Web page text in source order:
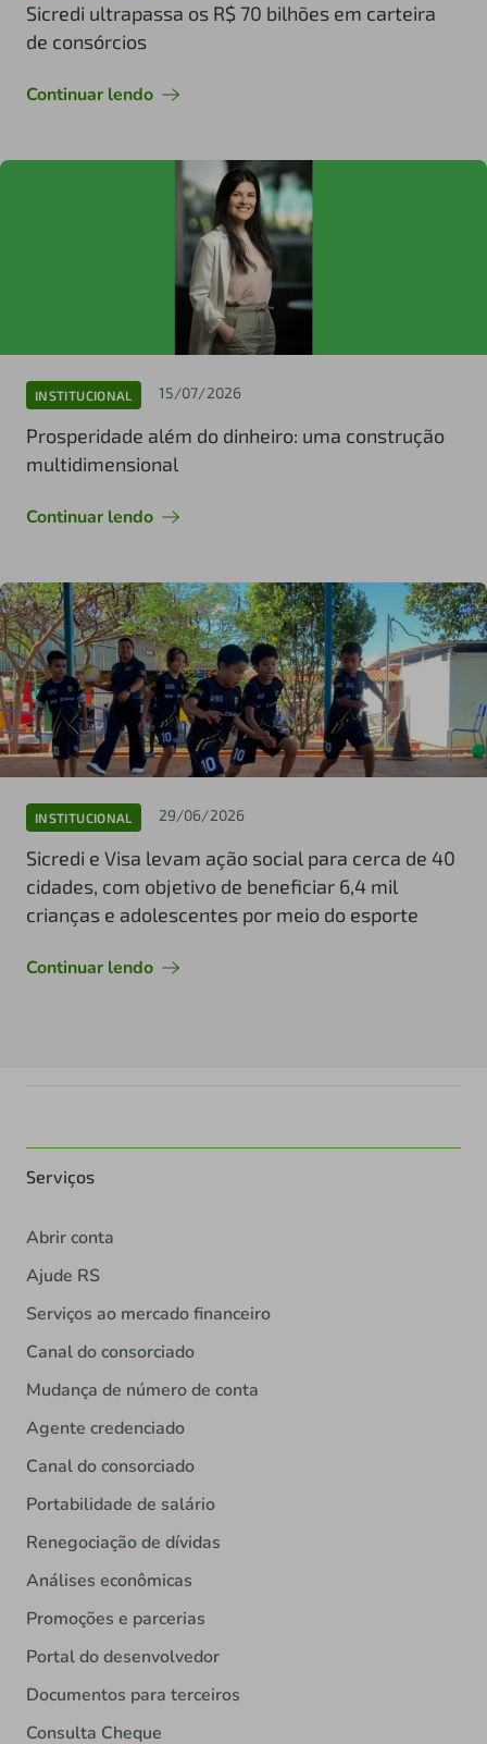
Sicredi ultrapassa os R$ 70 bilhões em carteira
de consórcios
Continuar lendo
INSTITUCIONAL 15/07/2026
Prosperidade além do dinheiro: uma construção
multidimensional
Continuar lendo
INSTITUCIONAL 29/06/2026
Sicredi e Visa levam ação social para cerca de 40
cidades, com objetivo de beneficiar 6,4 mil
crianças e adolescentes por meio do esporte
Continuar lendo
Serviços
Abrir conta
Ajude RS
Serviços ao mercado financeiro
Canal do consorciado
Mudança de número de conta
Agente credenciado
Canal do consorciado
Portabilidade de salário
Renegociação de dívidas
Análises econômicas
Promoções e parcerias
Portal do desenvolvedor
Documentos para terceiros
Consulta Cheque